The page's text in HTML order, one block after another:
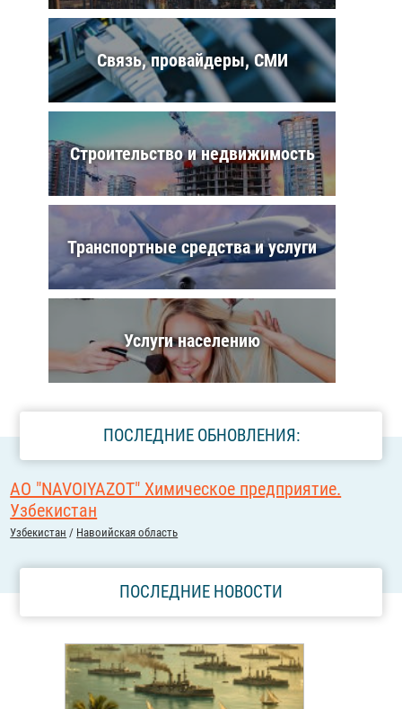
Связь, провайдеры, СМИ
Строительство и недвижимость
Транспортные средства и услуги
Услуги населению
ПОСЛЕДНИЕ ОБНОВЛЕНИЯ:
АО "NAVOIYAZOT" Химическое предприятие.
Узбекистан
Узбекистан / Навоийская область
ПОСЛЕДНИЕ НОВОСТИ